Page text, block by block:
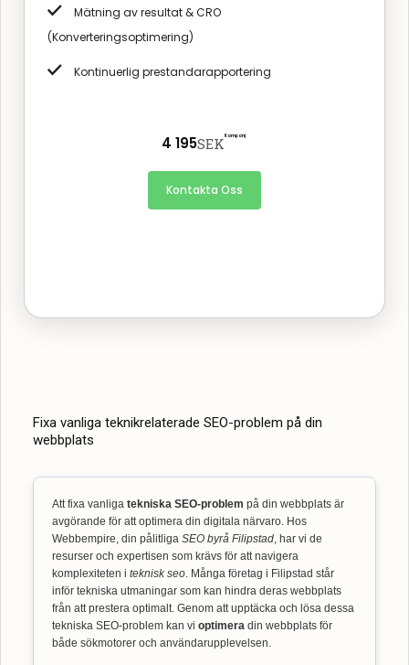
4 195SEK Kampanj
Mätning av resultat & CRO
(Konverteringsoptimering)
Kontinuerlig prestandarapportering
Kontakta Oss
Fixa vanliga teknikrelaterade SEO-problem på din
webbplats
Att fixa vanliga tekniska SEO-problem på din webbplats är
avgörande för att optimera din digitala närvaro. Hos
Webbempire, din pålitliga SEO byrå Filipstad, har vi de
resurser och expertisen som krävs för att navigera
komplexiteten i teknisk seo. Många företag i Filipstad står
inför tekniska utmaningar som kan hindra deras webbplats
från att prestera optimalt. Genom att upptäcka och lösa dessa
tekniska SEO-problem kan vi optimera din webbplats för
både sökmotorer och användarupplevelsen.